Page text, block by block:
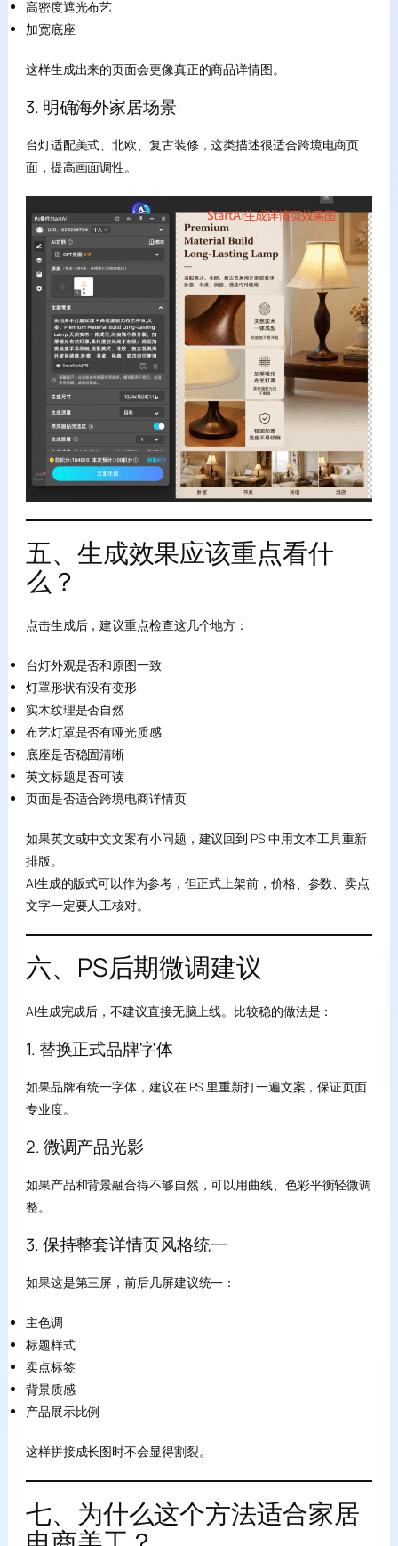
高密度遮光布艺
加宽底座
这样生成出来的页面会更像真正的商品详情图。
3. 明确海外家居场景
台灯适配美式、北欧、复古装修，这类描述很适合跨境电商页
面，提高画面调性。
五、生成效果应该重点看什
么？
点击生成后，建议重点检查这几个地方：
台灯外观是否和原图一致
灯罩形状有没有变形
实木纹理是否自然
布艺灯罩是否有哑光质感
底座是否稳固清晰
英文标题是否可读
页面是否适合跨境电商详情页
如果英文或中文文案有小问题，建议回到 PS 中用文本工具重新
排版。
AI生成的版式可以作为参考，但正式上架前，价格、参数、卖点
文字一定要人工核对。
六、PS后期微调建议
AI生成完成后，不建议直接无脑上线。比较稳的做法是：
1. 替换正式品牌字体
如果品牌有统一字体，建议在 PS 里重新打一遍文案，保证页面
专业度。
2. 微调产品光影
如果产品和背景融合得不够自然，可以用曲线、色彩平衡轻微调
整。
3. 保持整套详情页风格统一
如果这是第三屏，前后几屏建议统一：
主色调
标题样式
卖点标签
背景质感
产品展示比例
这样拼接成长图时不会显得割裂。
七、为什么这个方法适合家居